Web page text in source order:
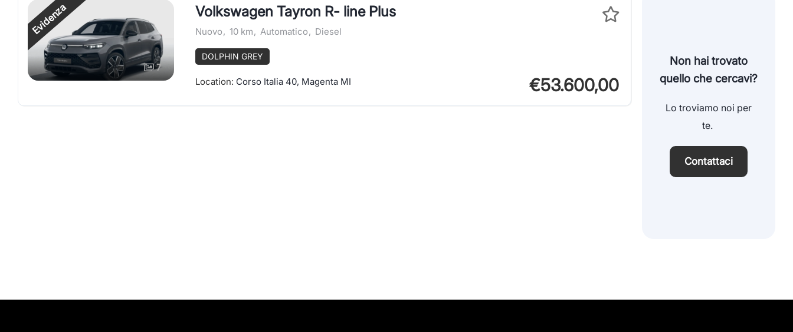
Evidenza
7
Volkswagen Tayron R- line Plus
Nuovo, 10 km, Automatico, Diesel
DOLPHIN GREY
Location: Corso Italia 40, Magenta MI €53.600,00
Non hai trovato
quello che cercavi?
Lo troviamo noi per
te.
Contattaci